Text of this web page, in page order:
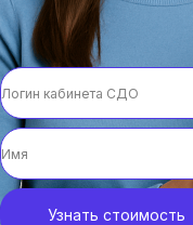
Узнать стоимость